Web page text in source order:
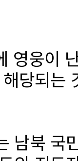
웅이
당되는
남북 국